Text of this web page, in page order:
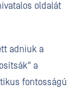
oldalát
adniuk a
a
fontosságú